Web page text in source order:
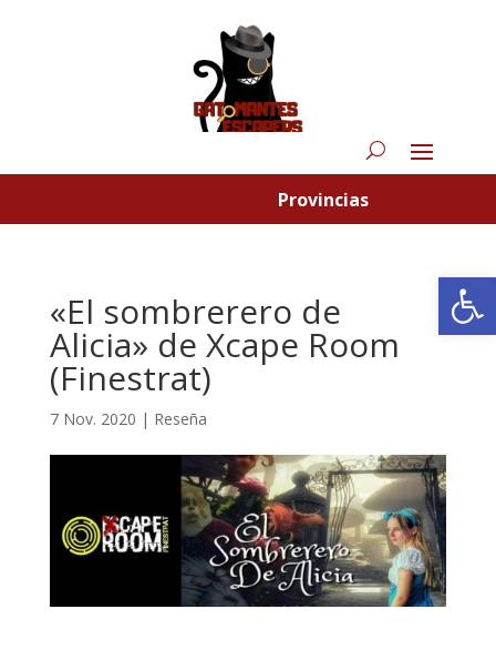
Provincias
«El sombrerero de
Alicia» de Xcape Room
(Finestrat)
7 Nov. 2020 | Reseña